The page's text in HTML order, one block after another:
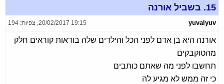
15. בשביל אורנה
yuvalyuv
20/02/2017 19:15
, צפיות: 194
אורנה היא בן אדם לפני הכל והילדים שלה בודאות קוראים חלק
מהטוקבקים
תחשבו לפני מה שאתם כותבים
כי זה ממש לא מגיע לה